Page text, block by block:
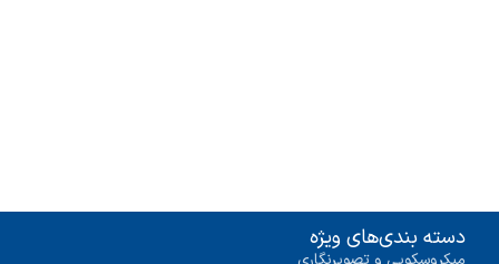
دسته بندی‌های ویژه